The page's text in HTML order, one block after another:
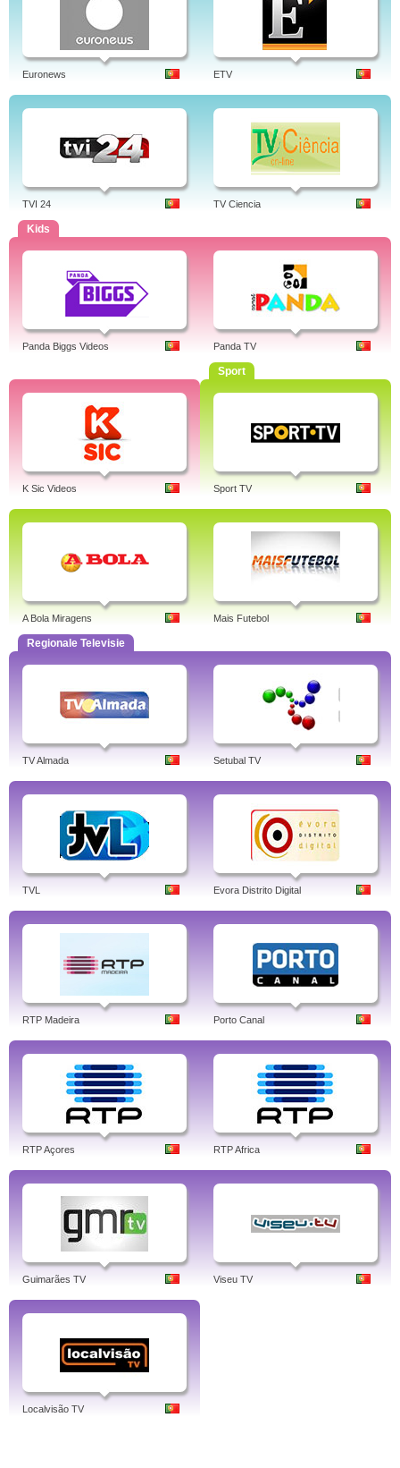
Euronews ETV
TVI 24 TV Ciencia
Kids
Panda Biggs Videos Panda TV
K Sic Videos
Sport
Sport TV
A Bola Miragens Mais Futebol
Regionale Televisie
TV Almada Setubal TV
TVL Evora Distrito Digital
RTP Madeira Porto Canal
RTP Açores RTP Africa
Guimarães TV Viseu TV
Localvisão TV